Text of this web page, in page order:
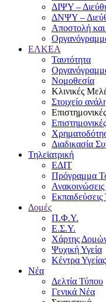
ΔΙΨΥ –
ΔΝΨΥ –
Αποστολή
ΕΛΚΕΑ
Ταυτότητα
Νομοθεσία
Κλινικές
Στοιχείο
Διαδικασία
Τηλεϊατρική
ΕΔΙΤ
Πρόγραμμα
Ανακοινώσεις
Εκπαιδεύσεις
Δομές
Π.Φ.Υ.
Ε.Σ.Υ.
Χάρτης
Ψυχική Υγεία
Κέντρα Υγείας
Νέα
Δελτία Τύπου
Γενικά Νέα